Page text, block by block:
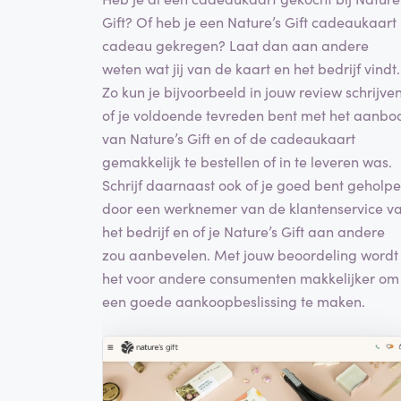
Gift? Of heb je een Nature’s Gift cadeaukaart
cadeau gekregen? Laat dan aan andere
weten wat jij van de kaart en het bedrijf vindt.
Zo kun je bijvoorbeeld in jouw review schrijven
of je voldoende tevreden bent met het
van Nature’s Gift en of de cadeaukaart
gemakkelijk te bestellen of in te leveren was.
Schrijf daarnaast ook of je goed bent
door een werknemer van de klantenservice
het bedrijf en of je Nature’s Gift aan andere
zou aanbevelen. Met jouw beoordeling wordt
het voor andere consumenten makkelijker om
een goede aankoopbeslissing te maken.